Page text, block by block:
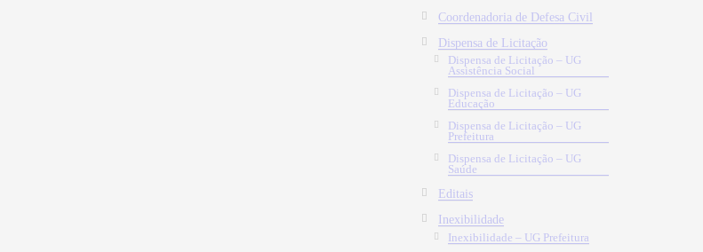
Coordenadoria de Defesa Civil
Dispensa de Licitação
Dispensa de Licitação – UG
Assistência Social
Dispensa de Licitação – UG
Educação
Dispensa de Licitação – UG
Prefeitura
Dispensa de Licitação – UG
Saúde
Editais
Inexibilidade
Inexibilidade – UG Prefeitura